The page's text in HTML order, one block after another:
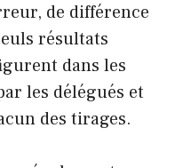
de différence
résultats
dans les
les délégués et
des tirages.